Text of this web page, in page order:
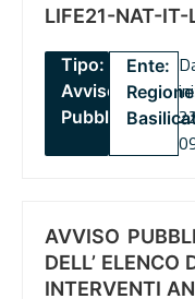
LIFE21-NAT-IT-
Tipo:
Avviso
Pubblico
Ente:
Regione
AVVISO
DELL’ ELENCO
INTERVENTI